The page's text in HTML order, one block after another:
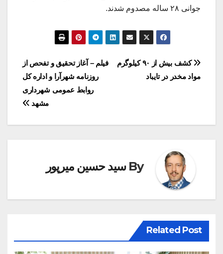
جوانی ۲۸ ساله مصدوم شدند.
راهبری
نوشته
فیلم – آغاز تحقیق و تفحص از
روزنامه شهرآرا و اداره کل
روابط عمومی شهرداری
مشهد
کشف بیش از ۹۰ کیلوگرم
مواد مخدر در تایباد
By سید حسین میرپور
Related Post